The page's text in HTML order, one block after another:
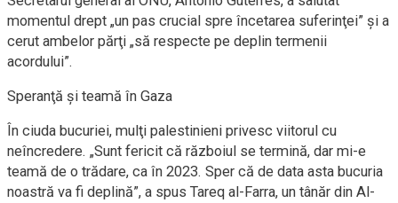
momentul drept „un pas crucial spre încetarea suferinţei” şi a
cerut ambelor părţi „să respecte pe deplin termenii
acordului”.
Speranţă şi teamă în Gaza
În ciuda bucuriei, mulţi palestinieni privesc viitorul cu
neîncredere. „Sunt fericit că războiul se termină, dar mi-e
teamă de o trădare, ca în 2023. Sper că de data asta bucuria
noastră va fi deplină”, a spus Tareq al-Farra, un tânăr din Al-